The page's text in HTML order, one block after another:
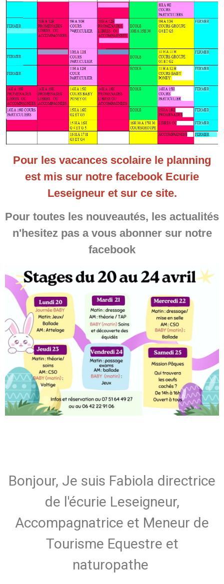
Pour les vacances scolaire le planning
est mis sur notre facebook Ecurie
Leseigneur et sur ce site.
Pour toutes les nouveautés, les actualités
n'hesitez pas a vous abonner sur notre
facebook
Bonjour, Je suis Fabiola directrice
de l'écurie Leseigneur,
Accompagnatrice et Meneur de
Tourisme Equestre et
naturopathe